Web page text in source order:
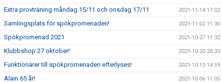
Extra provträning måndag 15/11 och onsdag 17/11 2021-11-14 17:02
Samlingsplats för spökpromenaden! 2021-11-02 11:30
Spökpromenad 2021 2021-10-27 11:32
Klubbshop 27 oktober! 2021-10-20 20:33
Funktionärer till spökpromenaden efterlyses! 2021-10-13 14:59
Alain 65 år! 2021-10-06 11:05